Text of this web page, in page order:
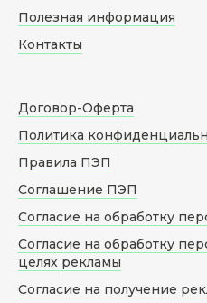
Полезная информация
Контакты
Договор-Оферта
Политика
Правила ПЭП
Соглашение ПЭП
Согласие на обработку
Согласие на обработку
целях рекламы
Согласие на получение